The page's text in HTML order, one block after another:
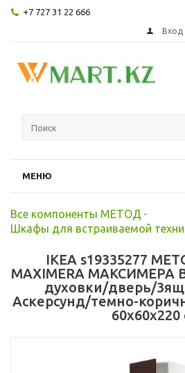
+7 727 31 22 666
Вход
МЕНЮ
Все компоненты МЕТОД -
Шкафы для встраиваемой
IKEA s19335277
MAXIMERA МАКСИМЕРА
духовки/дверь/
Аскерсунд/темно-
60x60x220